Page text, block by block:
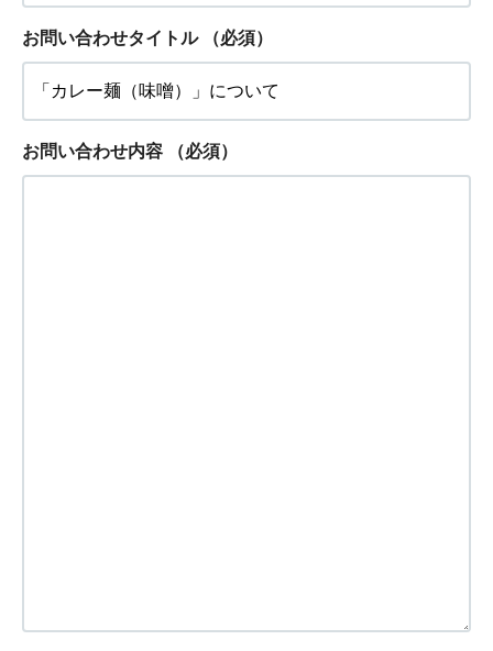
お問い合わせタイトル （必須）
お問い合わせ内容 （必須）